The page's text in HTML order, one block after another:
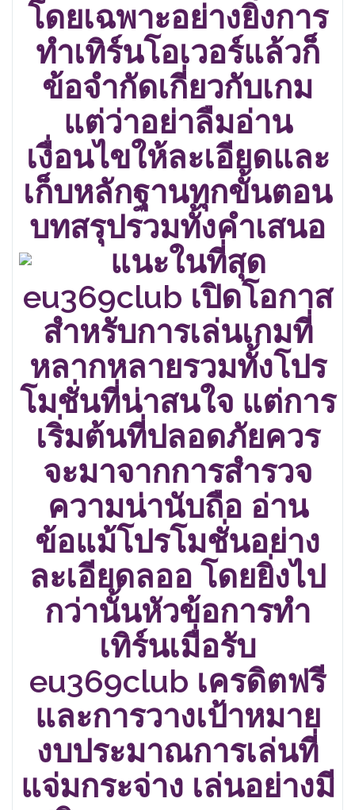
โดยเฉพาะอย่างยิ่งการ
ทำเทิร์นโอเวอร์แล้วก็
ข้อจำกัดเกี่ยวกับเกม
แต่ว่าอย่าลืมอ่าน
เงื่อนไขให้ละเอียดและ
เก็บหลักฐานทุกขั้นตอน
บทสรุปรวมทั้งคำเสนอ
แนะในที่สุด
eu369club เปิดโอกาส
สำหรับการเล่นเกมที่
หลากหลายรวมทั้งโปร
โมชั่นที่น่าสนใจ แต่การ
เริ่มต้นที่ปลอดภัยควร
จะมาจากการสำรวจ
ความน่านับถือ อ่าน
ข้อแม้โปรโมชั่นอย่าง
ละเอียดลออ โดยยิ่งไป
กว่านั้นหัวข้อการทำ
เทิร์นเมื่อรับ
eu369club เครดิตฟรี
และการวางเป้าหมาย
งบประมาณการเล่นที่
แจ่มกระจ่าง เล่นอย่างมี